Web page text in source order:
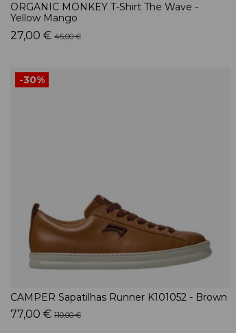
ORGANIC MONKEY T-Shirt The Wave -
Yellow Mango
27,00 € 45,00 €
-30%
CAMPER Sapatilhas Runner K101052 - Brown
77,00 € 110,00 €